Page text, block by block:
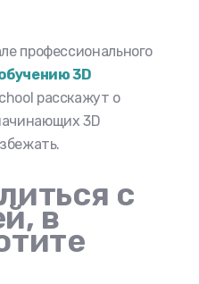
профессионального
3D
расскажут о
3D
с
в